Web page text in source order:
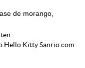
de morango,
Hello Kitty Sanrio com